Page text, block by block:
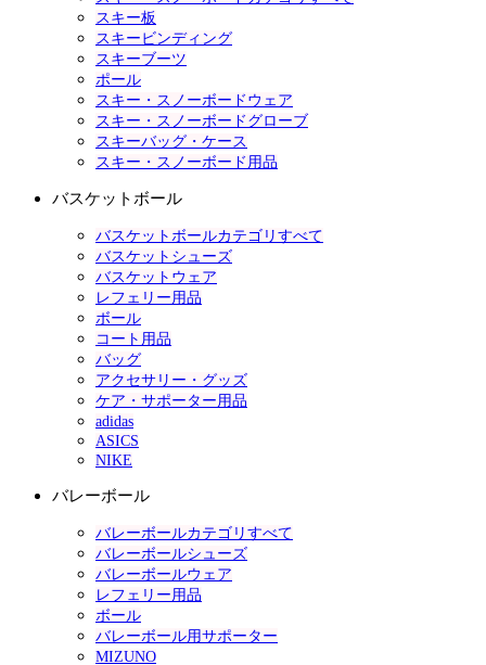
スキー板
スキービンディング
スキーブーツ
ポール
スキー・スノーボードウェア
スキー・スノーボードグローブ
スキーバッグ・ケース
スキー・スノーボード用品
バスケットボール
バスケットボールカテゴリすべて
バスケットシューズ
バスケットウェア
レフェリー用品
ボール
コート用品
バッグ
アクセサリー・グッズ
ケア・サポーター用品
adidas
ASICS
NIKE
バレーボール
バレーボールカテゴリすべて
バレーボールシューズ
バレーボールウェア
レフェリー用品
ボール
バレーボール用サポーター
MIZUNO